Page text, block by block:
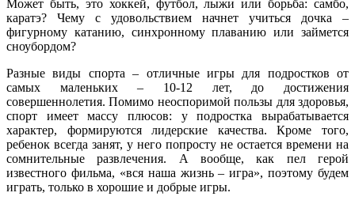
Может быть, это хоккей, футбол, лыжи или борьба: самбо,
каратэ? Чему с удовольствием начнет учиться дочка –
фигурному катанию, синхронному плаванию или займется
сноубордом?
Разные виды спорта – отличные игры для подростков от
самых маленьких – 10-12 лет, до достижения
совершеннолетия. Помимо неоспоримой пользы для здоровья,
спорт имеет массу плюсов: у подростка вырабатывается
характер, формируются лидерские качества. Кроме того,
ребенок всегда занят, у него попросту не остается времени на
сомнительные развлечения. А вообще, как пел герой
известного фильма, «вся наша жизнь – игра», поэтому будем
играть, только в хорошие и добрые игры.